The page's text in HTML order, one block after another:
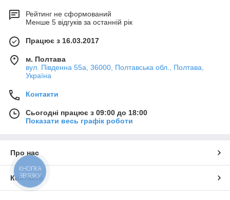
Рейтинг не сформований
Менше 5 відгуків за останній рік
Працює з 16.03.2017
м. Полтава
вул. Південна 55а, 36000, Полтавська обл., Полтава,
Україна
Контакти
Сьогодні працює з 09:00 до 18:00
Показати весь графік роботи
Про нас
Контакти
КНОПКА
ЗВ'ЯЗКУ